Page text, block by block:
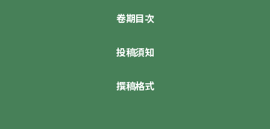
卷期目次
投稿須知
撰稿格式